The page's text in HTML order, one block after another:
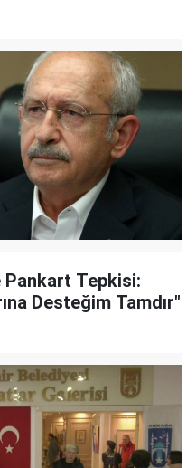
Pankart Tepkisi:
Desteğim Tamdır"